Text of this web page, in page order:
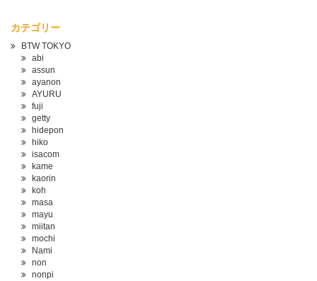
カテゴリー
BTW TOKYO
abi
assun
ayanon
AYURU
fuji
getty
hidepon
hiko
isacom
kame
kaorin
koh
masa
mayu
miitan
mochi
Nami
non
nonpi